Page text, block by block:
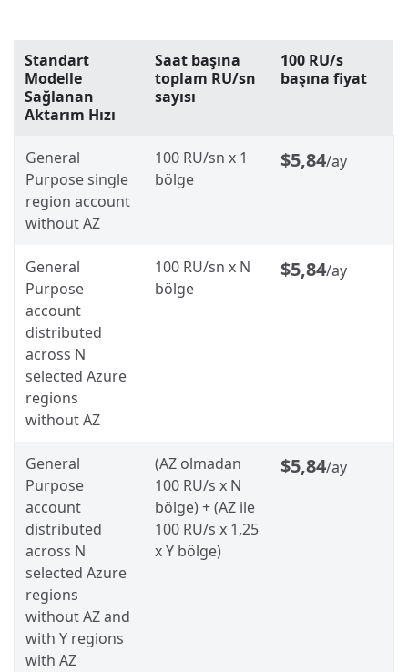
Standart
Modelle
Sağlanan
Aktarım Hızı
Saat başına
toplam RU/sn
sayısı
100 RU/s
başına fiyat
General
Purpose single
region account
without AZ
100 RU/sn x 1
bölge
$5,84/ay
General
Purpose
account
distributed
across N
selected Azure
regions
without AZ
100 RU/sn x N
bölge
$5,84/ay
General
Purpose
account
distributed
across N
selected Azure
regions
without AZ and
with Y regions
with AZ
(AZ olmadan
100 RU/s x N
bölge) + (AZ ile
100 RU/s x 1,25
x Y bölge)
$5,84/ay